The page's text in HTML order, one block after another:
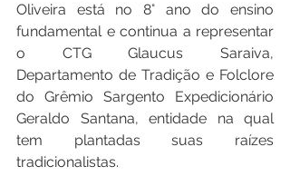
Oliveira está no 8° ano do ensino
fundamental e continua a representar
o CTG Glaucus Saraiva,
Departamento de Tradição e Folclore
do Grêmio Sargento Expedicionário
Geraldo Santana, entidade na qual
tem plantadas suas raízes
tradicionalistas.